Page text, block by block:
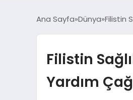
Ana Sayfa Dünya Filistin
Filistin
Yardım